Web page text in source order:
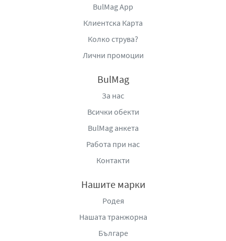
BulMag App
Клиентска Карта
Колко струва?
Лични промоции
BulMag
За нас
Всички обекти
BulMag анкета
Работа при нас
Контакти
Нашите марки
Родея
Нашата транжорна
Българе